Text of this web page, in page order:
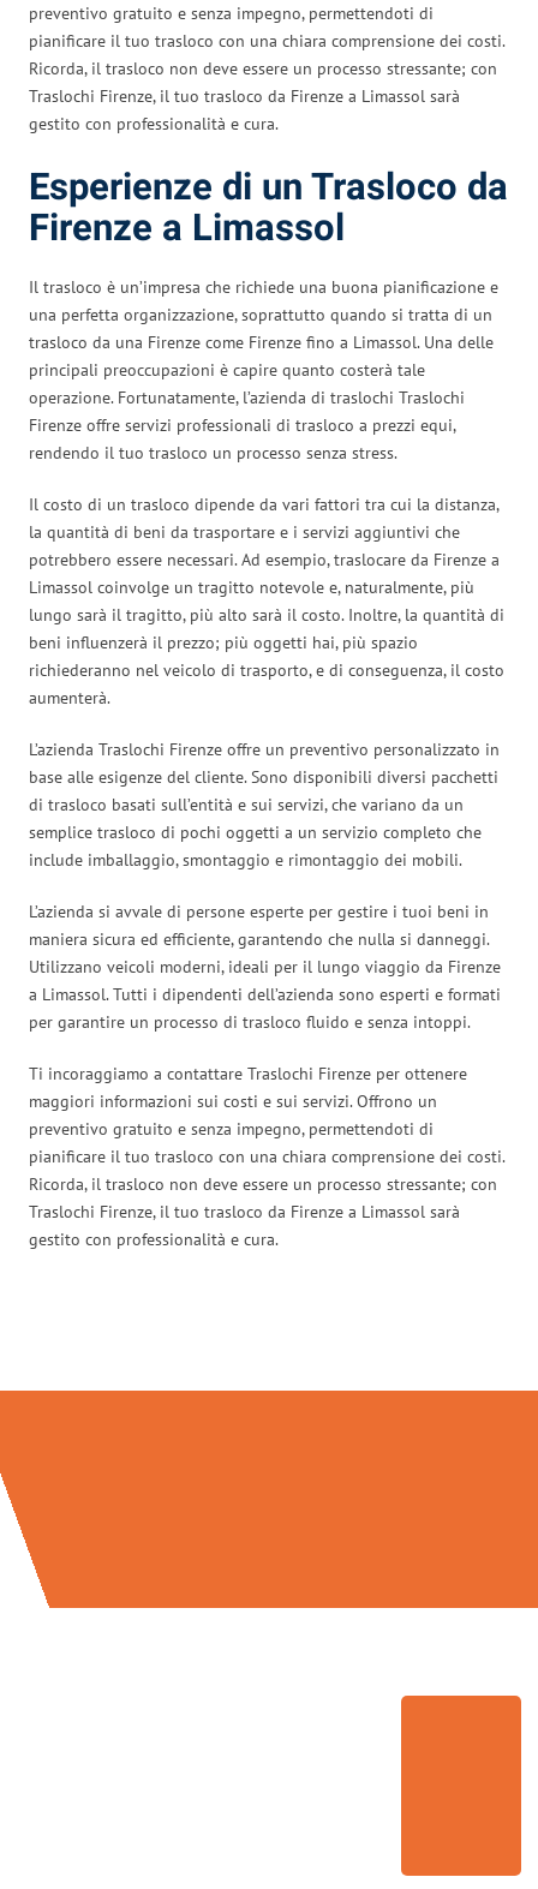
preventivo gratuito e senza impegno, permettendoti di
pianificare il tuo trasloco con una chiara comprensione dei costi.
Ricorda, il trasloco non deve essere un processo stressante; con
Traslochi Firenze, il tuo trasloco da Firenze a Limassol sarà
gestito con professionalità e cura.
Esperienze di un Trasloco da
Firenze a Limassol
Il trasloco è un’impresa che richiede una buona pianificazione e
una perfetta organizzazione, soprattutto quando si tratta di un
trasloco da una Firenze come Firenze fino a Limassol. Una delle
principali preoccupazioni è capire quanto costerà tale
operazione. Fortunatamente, l’azienda di traslochi Traslochi
Firenze offre servizi professionali di trasloco a prezzi equi,
rendendo il tuo trasloco un processo senza stress.
Il costo di un trasloco dipende da vari fattori tra cui la distanza,
la quantità di beni da trasportare e i servizi aggiuntivi che
potrebbero essere necessari. Ad esempio, traslocare da Firenze a
Limassol coinvolge un tragitto notevole e, naturalmente, più
lungo sarà il tragitto, più alto sarà il costo. Inoltre, la quantità di
beni influenzerà il prezzo; più oggetti hai, più spazio
richiederanno nel veicolo di trasporto, e di conseguenza, il costo
aumenterà.
L’azienda Traslochi Firenze offre un preventivo personalizzato in
base alle esigenze del cliente. Sono disponibili diversi pacchetti
di trasloco basati sull’entità e sui servizi, che variano da un
semplice trasloco di pochi oggetti a un servizio completo che
include imballaggio, smontaggio e rimontaggio dei mobili.
L’azienda si avvale di persone esperte per gestire i tuoi beni in
maniera sicura ed efficiente, garantendo che nulla si danneggi.
Utilizzano veicoli moderni, ideali per il lungo viaggio da Firenze
a Limassol. Tutti i dipendenti dell’azienda sono esperti e formati
per garantire un processo di trasloco fluido e senza intoppi.
Ti incoraggiamo a contattare Traslochi Firenze per ottenere
maggiori informazioni sui costi e sui servizi. Offrono un
preventivo gratuito e senza impegno, permettendoti di
pianificare il tuo trasloco con una chiara comprensione dei costi.
Ricorda, il trasloco non deve essere un processo stressante; con
Traslochi Firenze, il tuo trasloco da Firenze a Limassol sarà
gestito con professionalità e cura.